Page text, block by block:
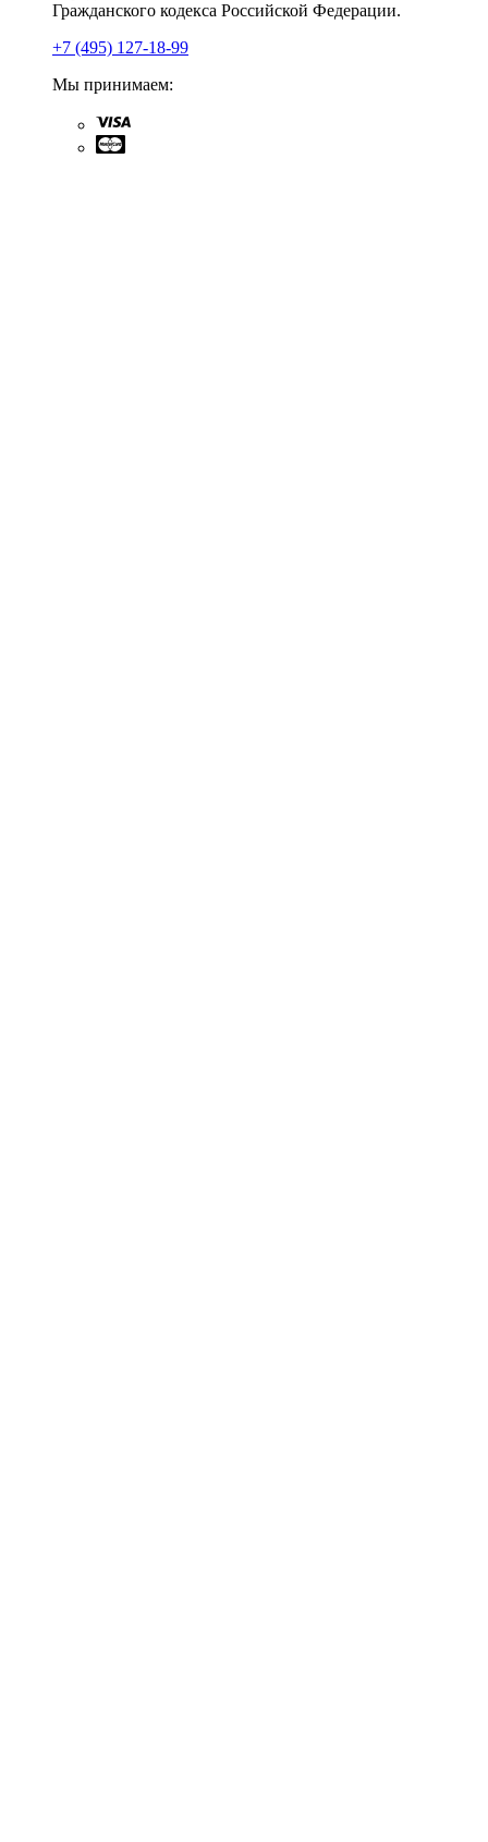
Гражданского кодекса Российской Федерации.
+7 (495) 127-18-99
Мы принимаем: